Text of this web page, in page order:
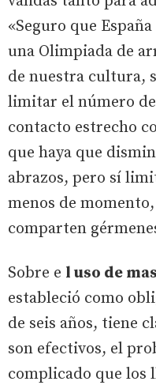
«Seguro que
una Olimpiada de
de nuestra cultura,
limitar el número
contacto estrecho
que haya que
abrazos, pero sí
menos de
comparten
Sobre e l uso de
estableció como
de seis años, tiene
son efectivos, el
complicado que los